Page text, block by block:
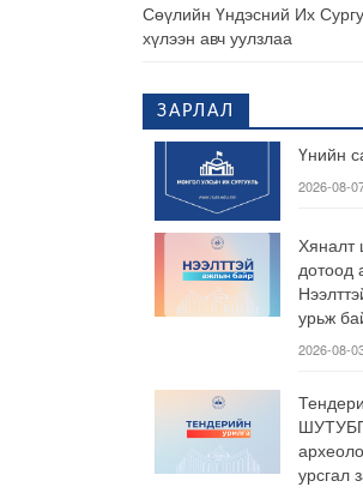
Сөүлийн Үндэсний Их
хүлээн авч уулзлаа
ЗАРЛАЛ
Үнийн
2026-08-
Хяналт
дотоод
урьж
2026-08-
урсгал